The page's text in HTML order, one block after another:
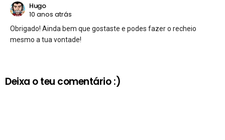
Hugo
10 anos atrás
Obrigado! Ainda bem que gostaste e podes fazer o recheio
mesmo a tua vontade!
Deixa o teu comentário :)